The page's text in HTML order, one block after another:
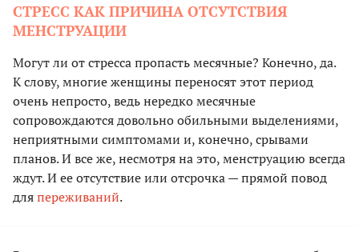
СТРЕСС КАК ПРИЧИНА ОТСУТСТВИЯ
МЕНСТРУАЦИИ
Могут ли от стресса пропасть месячные? Конечно, да.
К слову, многие женщины переносят этот период
очень непросто, ведь нередко месячные
сопровождаются довольно обильными выделениями,
неприятными симптомами и, конечно, срывами
планов. И все же, несмотря на это, менструацию всегда
ждут. И ее отсутствие или отсрочка — прямой повод
дляпереживаний.